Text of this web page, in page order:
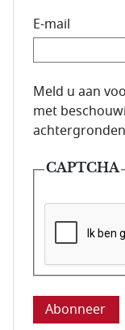
E-mail
E-mailadres
Meld u aan
met
CAPTCHA
Deze vraag